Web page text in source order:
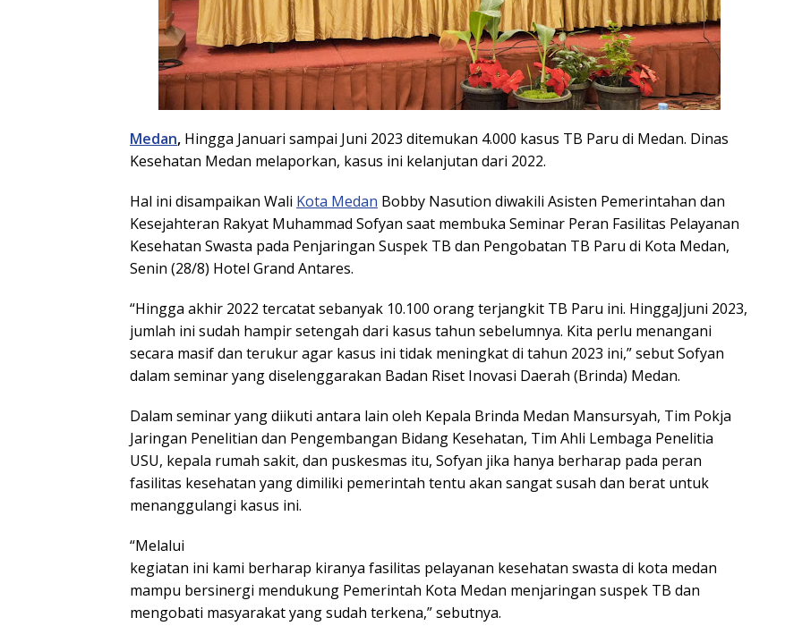
Medan, Hingga Januari sampai Juni 2023 ditemukan 4.000 kasus TB Paru di Medan. Dinas
Kesehatan Medan melaporkan, kasus ini kelanjutan dari 2022.
Hal ini disampaikan Wali Kota Medan Bobby Nasution diwakili Asisten Pemerintahan dan
Kesejahteran Rakyat Muhammad Sofyan saat membuka Seminar Peran Fasilitas Pelayanan
Kesehatan Swasta pada Penjaringan Suspek TB dan Pengobatan TB Paru di Kota Medan,
Senin (28/8) Hotel Grand Antares.
“Hingga akhir 2022 tercatat sebanyak 10.100 orang terjangkit TB Paru ini. HinggaJjuni 2023,
jumlah ini sudah hampir setengah dari kasus tahun sebelumnya. Kita perlu menangani
secara masif dan terukur agar kasus ini tidak meningkat di tahun 2023 ini,” sebut Sofyan
dalam seminar yang diselenggarakan Badan Riset Inovasi Daerah (Brinda) Medan.
Dalam seminar yang diikuti antara lain oleh Kepala Brinda Medan Mansursyah, Tim Pokja
Jaringan Penelitian dan Pengembangan Bidang Kesehatan, Tim Ahli Lembaga Penelitia
USU, kepala rumah sakit, dan puskesmas itu, Sofyan jika hanya berharap pada peran
fasilitas kesehatan yang dimiliki pemerintah tentu akan sangat susah dan berat untuk
menanggulangi kasus ini.
“Melalui
kegiatan ini kami berharap kiranya fasilitas pelayanan kesehatan swasta di kota medan
mampu bersinergi mendukung Pemerintah Kota Medan menjaringan suspek TB dan
mengobati masyarakat yang sudah terkena,” sebutnya.